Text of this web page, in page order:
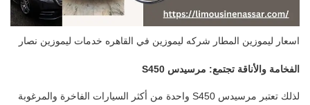
اسعار ليموزين المطار شركه ليموزين في القاهره خدمات ليموزين نصار
الفخامة والأناقة تجتمع: مرسيدس S450
لذلك تعتبر مرسيدس S450 واحدة من أكثر السيارات الفاخرة والمرغوبة